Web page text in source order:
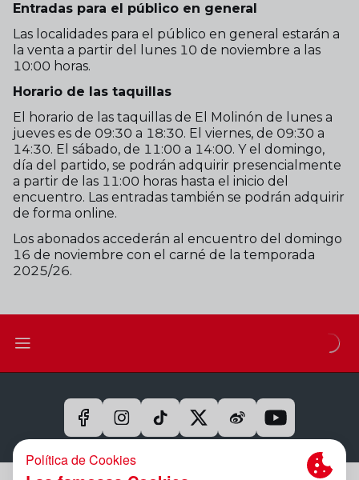
Entradas para el público en general
Las localidades para el público en general estarán a
la venta a partir del lunes 10 de noviembre a las
10:00 horas.
Horario de las taquillas
El horario de las taquillas de El Molinón de lunes a
jueves es de 09:30 a 18:30. El viernes, de 09:30 a
14:30. El sábado, de 11:00 a 14:00. Y el domingo,
día del partido, se podrán adquirir presencialmente
a partir de las 11:00 horas hasta el inicio del
encuentro. Las entradas también se podrán adquirir
de forma online.
Los abonados accederán al encuentro del domingo
16 de noviembre con el carné de la temporada
2025/26.